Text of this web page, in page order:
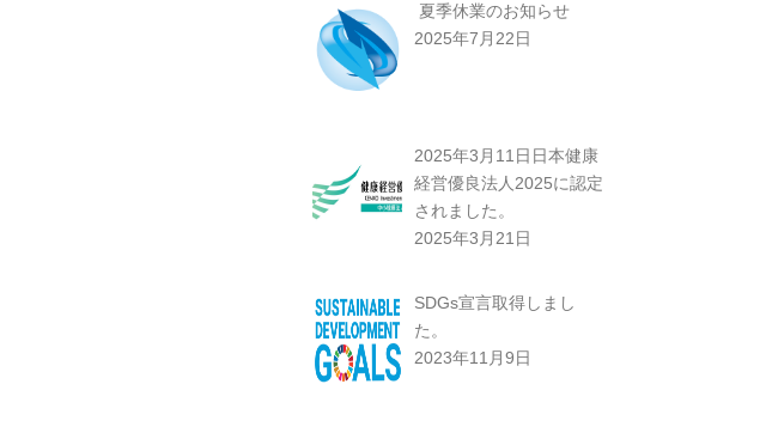
夏季休業のお知らせ
2025年7月22日
2025年3月11日日本健康
経営優良法人2025に認定
されました。
2025年3月21日
SDGs宣言取得しまし
た。
2023年11月9日